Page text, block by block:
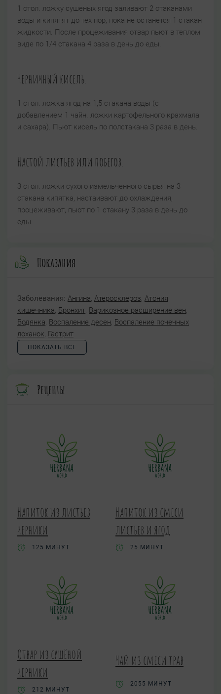
1 стол. ложку сушеных ягод заливают 2 стаканами
воды и кипятят до тех пор, пока не останется 1 стакан
жидкости. После процеживания отвар пьют в теплом
виде по 1/4 стакана 4 раза в день до еды.
Черничный кисель.
1 стол. ложка ягод на 1,5 стакана воды (с
добавлением 1 чайн. ложки картофельного крахмала
и сахара). Пьют кисель по полстакана 3 раза в день.
Настой листьев или побегов.
3 стол. ложки сухого измельченного сырья на 3
стакана кипятка, настаивают до охлаждения,
процеживают, пыот по 1 стакану 3 раза в день до
еды.
Показания
Заболевания: Ангина, Атеросклероз, Атония
кишечника, Бронхит, Варикозное расширение вен,
Водянка, Воспаление десен, Воспаление почечных
лоханок, Гастрит
ПОКАЗАТЬ ВСЕ
Рецепты
Напиток из листьев
черники
125 МИНУТ
Напиток из смеси
листьев и ягод
25 МИНУТ
Отвар из сушёной
черники
212 МИНУТ
Чай из смеси трав
2055 МИНУТ